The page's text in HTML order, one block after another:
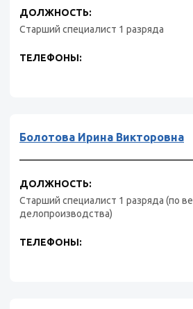
ДОЛЖНОСТЬ:
Старший специалист 1 разряда
ТЕЛЕФОНЫ:
Болотова Ирина Викторовна
ДОЛЖНОСТЬ:
Старший специалист 1 разряда (по
делопроизводства)
ТЕЛЕФОНЫ: